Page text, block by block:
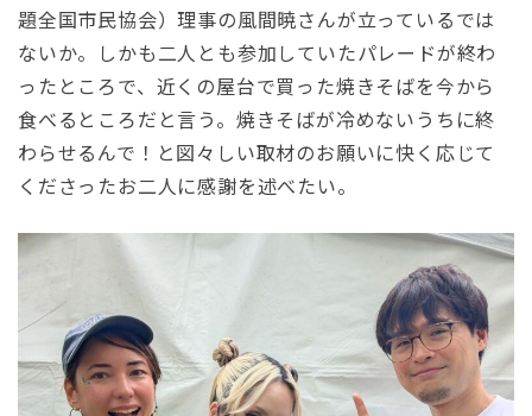
題全国市民協会）理事の風間暁さんが立っているでは
ないか。しかも二人とも参加していたパレードが終わ
ったところで、近くの屋台で買った焼きそばを今から
食べるところだと言う。焼きそばが冷めないうちに終
わらせるんで！と図々しい取材のお願いに快く応じて
くださったお二人に感謝を述べたい。